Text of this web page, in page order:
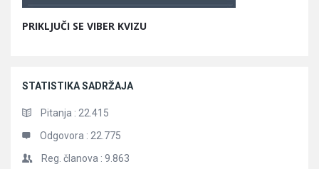
PRIKLJUČI SE VIBER KVIZU
STATISTIKA SADRŽAJA
Pitanja : 22.415
Odgovora : 22.775
Reg. članova : 9.863